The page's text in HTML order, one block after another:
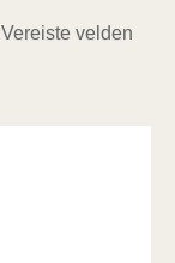
Vereiste velden